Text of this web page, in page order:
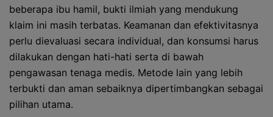
beberapa ibu hamil, bukti ilmiah yang mendukung
klaim ini masih terbatas. Keamanan dan efektivitasnya
perlu dievaluasi secara individual, dan konsumsi harus
dilakukan dengan hati-hati serta di bawah
pengawasan tenaga medis. Metode lain yang lebih
terbukti dan aman sebaiknya dipertimbangkan sebagai
pilihan utama.